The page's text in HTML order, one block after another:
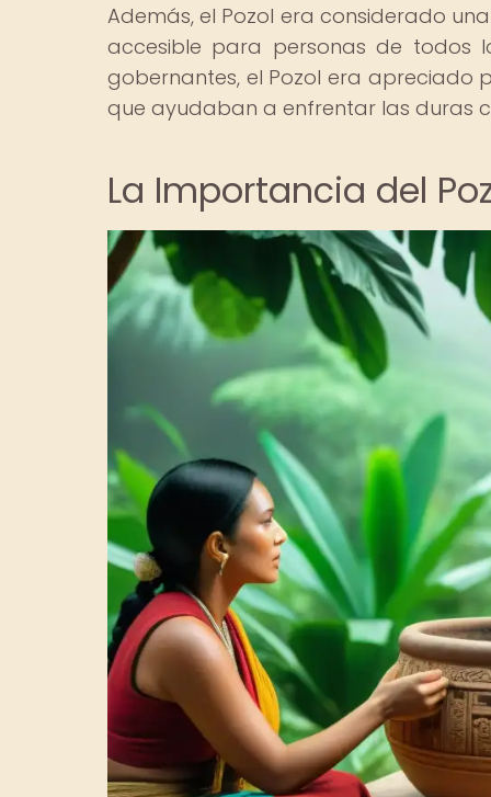
Además, el Pozol era considerado
accesible para personas de todos
gobernantes, el Pozol era apreciado
que ayudaban a enfrentar las duras
La Importancia del